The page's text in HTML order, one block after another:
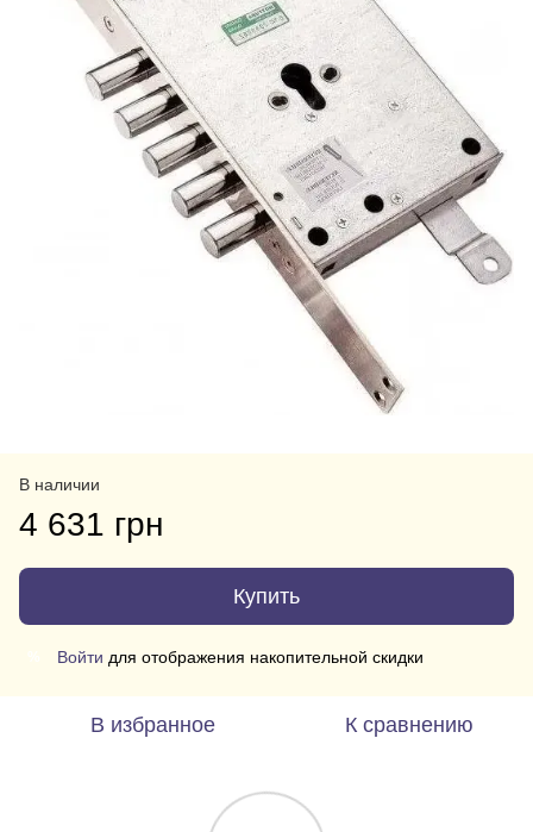
В наличии
4 631 грн
Купить
Войти для отображения накопительной скидки
В избранное К сравнению